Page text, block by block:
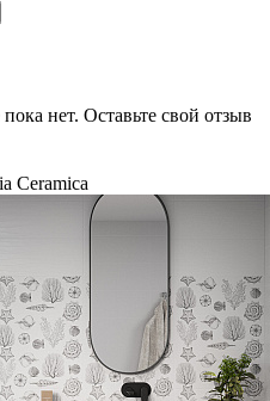
нет. Оставьте свой отзыв
Ceramica